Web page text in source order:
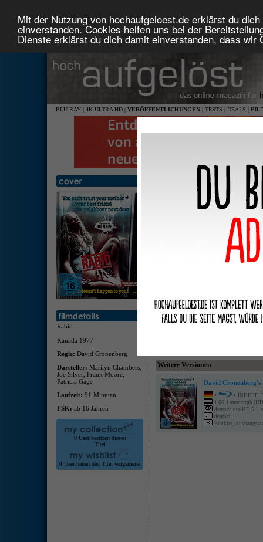
Mit der Nutzung von hochaufgeloest.de erklärst du
einverstanden. Cookies helfen uns bei der
Dienste erklärst du dich damit einverstanden, dass
BLU-RAY | 4K ULTRA HD | VERÖFFENTLICHUNGEN | TESTS | DEALS |
Rabid
Kanada 1977
Regie: David Cronenberg
Darsteller: Marilyn Chambers,
Joe Silver, Frank Moore,
Patricia Gage
Laufzeit: 91 Minuten
FSK: ab 16 Jahren
0User besitzen diesen
Titel
0User haben den Titel vorgemerkt
David Cronenberg's Rabid
Weitere Versionen
David
•
•
INDEED
1,66:1 anamorph
deutsch dts-HD 5.1,
deutsch
Booklet,